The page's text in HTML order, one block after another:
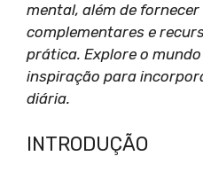
mental, além de
complementares e
prática. Explore o
inspiração para
diária.
INTRODUÇÃO